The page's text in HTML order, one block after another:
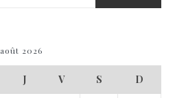
août 2026
J V S
D